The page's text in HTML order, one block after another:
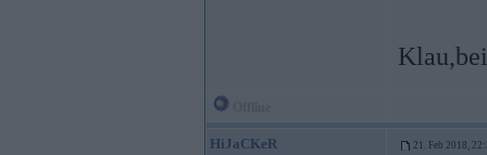
HiJaCKeR 21. Feb 2018,